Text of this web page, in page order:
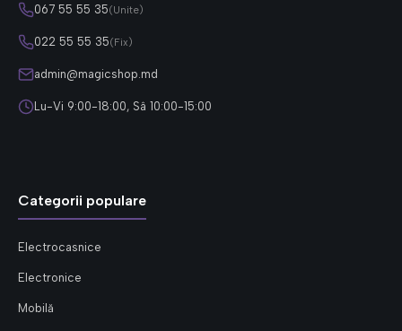
067 55 55 35(Unite)
022 55 55 35(Fix)
admin@magicshop.md
Lu-Vi 9:00-18:00, Sâ 10:00-15:00
Categorii populare
Electrocasnice
Electronice
Mobilă